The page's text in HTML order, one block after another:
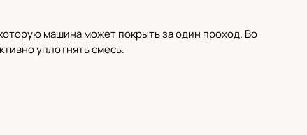
машина может покрыть за один проход. Во
уплотнять смесь.